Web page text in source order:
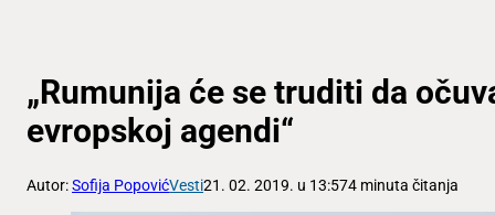
„Rumunija će se truditi da
evropskoj agendi“
Autor:Sofija PopovićVesti21. 02. 2019. u 13:574 minuta čitanja